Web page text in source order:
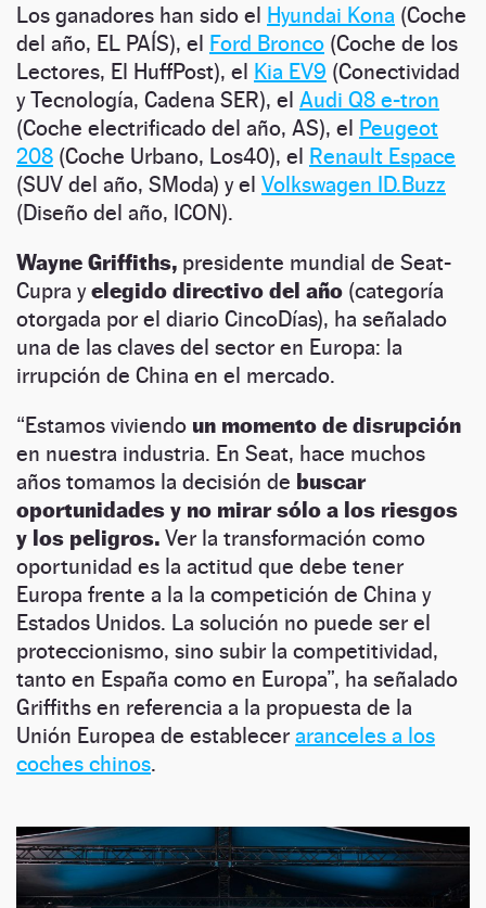
Los ganadores han sido el Hyundai Kona (Coche
del año, EL PAÍS), el Ford Bronco (Coche de los
Lectores, El HuffPost), el Kia EV9 (Conectividad
y Tecnología, Cadena SER), el Audi Q8 e-tron
(Coche electrificado del año, AS), el Peugeot
208 (Coche Urbano, Los40), el Renault Espace
(SUV del año, SModa) y el Volkswagen ID.Buzz
(Diseño del año, ICON).
Wayne Griffiths, presidente mundial de Seat-
Cupra yelegido directivo del año (categoría
otorgada por el diario CincoDías), ha señalado
una de las claves del sector en Europa: la
irrupción de China en el mercado.
“Estamos viviendo un momento de disrupción
en nuestra industria. En Seat, hace muchos
años tomamos la decisión de buscar
oportunidades y no mirar sólo a los riesgos
y los peligros. Ver la transformación como
oportunidad es la actitud que debe tener
Europa frente a la la competición de China y
Estados Unidos. La solución no puede ser el
proteccionismo, sino subir la competitividad,
tanto en España como en Europa”, ha señalado
Griffiths en referencia a la propuesta de la
Unión Europea de establecer aranceles a los
coches chinos.